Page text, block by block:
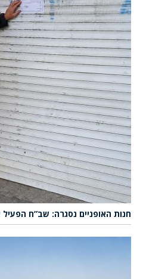
חנות האופניים נסגרה: שב”ח